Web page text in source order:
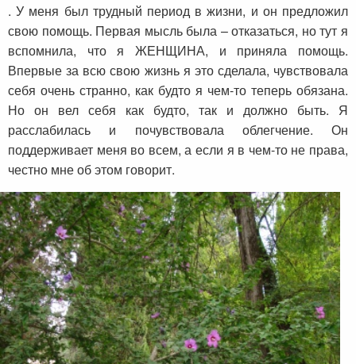
. У меня был трудный период в жизни, и он предложил
свою помощь. Первая мысль была – отказаться, но тут я
вспомнила, что я ЖЕНЩИНА, и приняла помощь.
Впервые за всю свою жизнь я это сделала, чувствовала
себя очень странно, как будто я чем-то теперь обязана.
Но он вел себя как будто, так и должно быть. Я
расслабилась и почувствовала облегчение. Он
поддерживает меня во всем, а если я в чем-то не права,
честно мне об этом говорит.